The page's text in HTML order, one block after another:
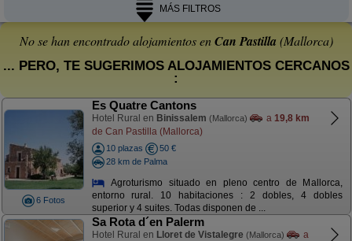
MÁS FILTROS
No se han encontrado alojamientos enCan Pastilla (Mallorca)
... PERO, TE SUGERIMOS ALOJAMIENTOS CERCANOS
:
6 Fotos
Es Quatre Cantons
Hotel Rural en Binissalem (Mallorca) a 19,8 km
de Can Pastilla (Mallorca)
10 plazas
50 €
28 km de Palma
Agroturismo situado en pleno centro de Mallorca,
entorno rural. 10 habitaciones : 2 dobles, 4 dobles
superior y 4 suites. Todas disponen de ...
Sa Rota d´en Palerm
Hotel Rural en Lloret de Vistalegre (Mallorca)
a